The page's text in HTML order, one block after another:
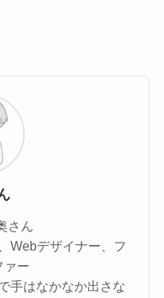
さん
Webデザイナー、フ
ァー
手はなかなか出さな